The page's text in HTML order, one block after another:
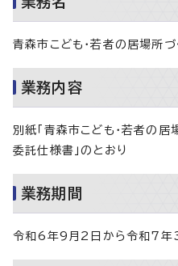
青森市こども・若者の居場所
業務内容
別紙「青森市こども・若者の
委託仕様書」のとおり
業務期間
令和6年9月2日から令和7年